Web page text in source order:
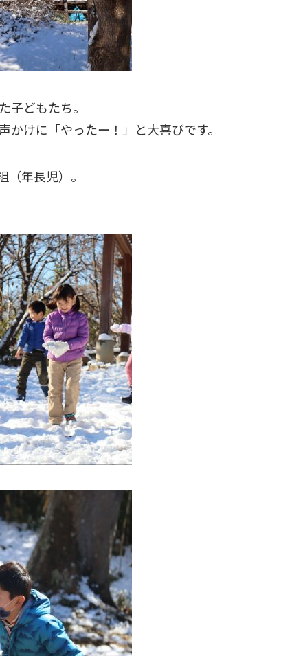
子どもたち。
かけに「やったー！」と大喜びです。
年長児）。